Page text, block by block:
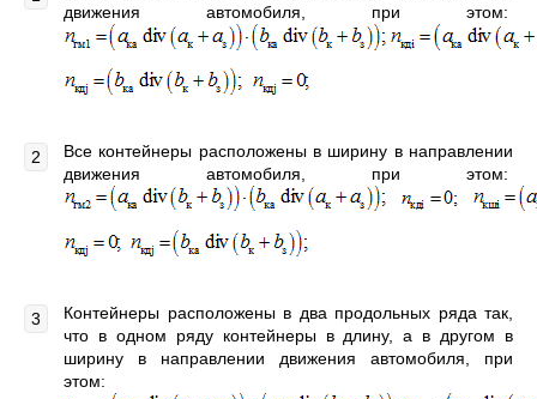
движения автомобиля, при этом:
Все контейнеры расположены в ширину в направлении
движения автомобиля, при этом:
Контейнеры расположены в два продольных ряда так,
что в одном ряду контейнеры в длину, а в другом в
ширину в направлении движения автомобиля, при
этом: